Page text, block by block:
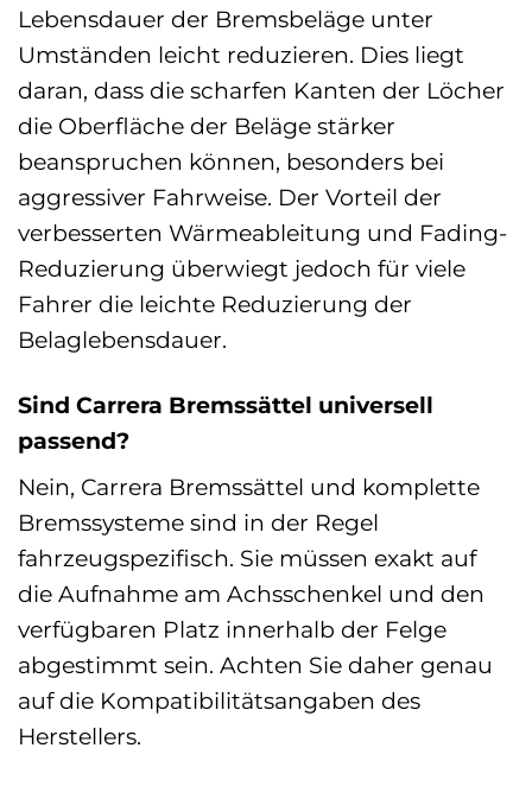
Lebensdauer der Bremsbeläge unter
Umständen leicht reduzieren. Dies liegt
daran, dass die scharfen Kanten der Löcher
die Oberfläche der Beläge stärker
beanspruchen können, besonders bei
aggressiver Fahrweise. Der Vorteil der
verbesserten Wärmeableitung und Fading-
Reduzierung überwiegt jedoch für viele
Fahrer die leichte Reduzierung der
Belaglebensdauer.
Sind Carrera Bremssättel universell
passend?
Nein, Carrera Bremssättel und komplette
Bremssysteme sind in der Regel
fahrzeugspezifisch. Sie müssen exakt auf
die Aufnahme am Achsschenkel und den
verfügbaren Platz innerhalb der Felge
abgestimmt sein. Achten Sie daher genau
auf die Kompatibilitätsangaben des
Herstellers.